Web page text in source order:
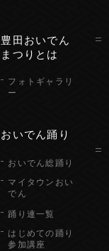
豊田おいでん
まつりとは
フォトギャラリ
ー
おいでん踊り
おいでん総踊り
マイタウンおい
でん
踊り連一覧
はじめての踊り
参加講座